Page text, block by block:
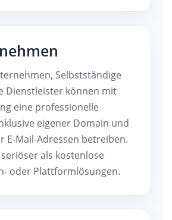
Selbstständige
Dienstleister können mit
eine professionelle
eigener Domain und
E-Mail-Adressen betreiben.
als kostenlose
oder Plattformlösungen.